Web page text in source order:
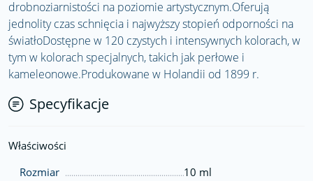
drobnoziarnistości na poziomie artystycznym.Oferują
jednolity czas schnięcia i najwyższy stopień odporności na
światłoDostępne w 120 czystych i intensywnych kolorach, w
tym w kolorach specjalnych, takich jak perłowe i
kameleonowe.Produkowane w Holandii od 1899 r.
Specyfikacje
Właściwości
Rozmiar
10 ml